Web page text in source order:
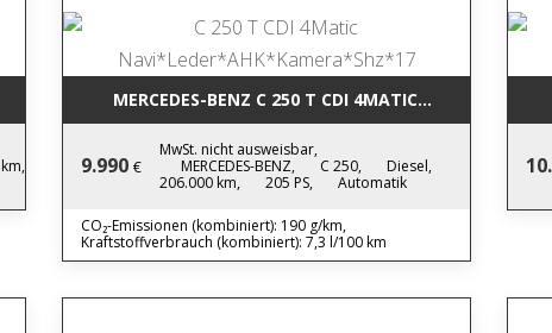
MERCEDES-BENZ C 250 T CDI 4MATIC
9.990 €
MwSt. nicht ausweisbar,
MERCEDES-BENZ,
C 250,
Diesel,
206.000 km,
205 PS, Automatik
CO₂-Emissionen (kombiniert): 190 g/km,
Kraftstoffverbrauch (kombiniert): 7,3 l/100 km